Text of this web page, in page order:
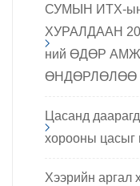
СУМЫН ИТХ-
ХУРАЛДААН
ний ӨДӨР
ӨНДӨРЛӨЛӨӨ
Цасанд
хорооны цасыг
Хээрийн аргал